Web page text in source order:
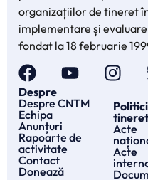
organizațiilor de tineret
implementare și
fondat la 18 februarie
Despre
Despre CNTM
Echipa
Anunțuri
Rapoarte de
activitate
Contact
Donează
tineret
Acte
Acte